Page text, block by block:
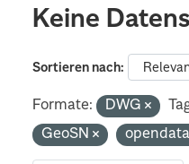
Keine
Sortieren nach
Formate: DWG
GeoSN